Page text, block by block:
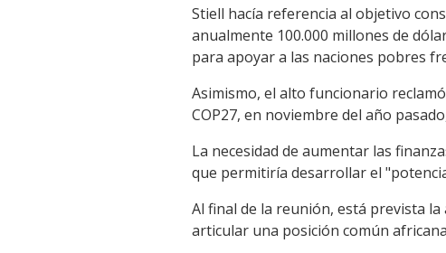
Stiell hacía referencia al objetivo
anualmente 100.000 millones de
para apoyar a las naciones pobres
Asimismo, el alto funcionario
COP27, en noviembre del año
La necesidad de aumentar las
que permitiría desarrollar el
Al final de la reunión, está prevista
articular una posición común